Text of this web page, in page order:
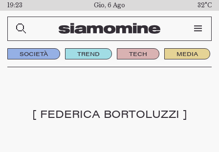
19:23 Gio, 6 Ago 32°C
SOCIETÀ TREND TECH MEDIA
[ FEDERICA BORTOLUZZI ]